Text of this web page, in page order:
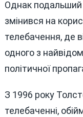
Однак подальший
змінився на
телебачення, де
одного з
політичної
З 1996 року
телебаченні,